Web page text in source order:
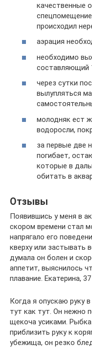
качественные
происходил
аэрация
необходимо
составляющий
через сутки
вылупляться
молодняк ест
водоросли,
за первые две
погибает,
которые в
обитать в
Отзывы
Появившись у меня в
скором времени стал
напрягало его
кверху или застывать
думала он болен и
аппетит, выяснилось
плавание. Екатерина,
Когда я опускаю руку
тут как тут. Он нежно
щекоча усиками.
приблизить руку к
убежища, он резко